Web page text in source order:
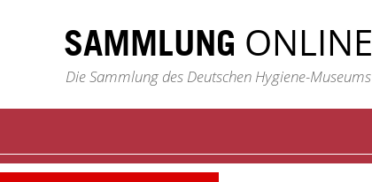
SAMMLUNG ONLINE
Die Sammlung des Deutschen Hygiene-Museums